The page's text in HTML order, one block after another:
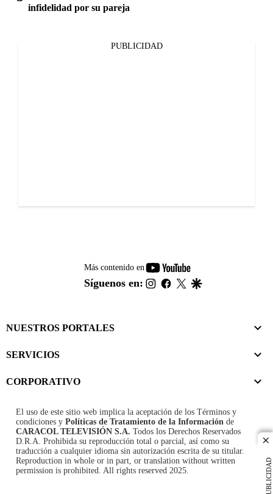
PUBLICIDAD
infidelidad por su pareja
PUBLICIDAD
Más contenido en
youtube-
footer
Síguenos en: instagram
facebook
twitter
NUESTROS PORTALES
SERVICIOS
CORPORATIVO
El uso de este sitio web implica la aceptación de los Términos y
condiciones y Políticas de Tratamiento de la Información de
CARACOL TELEVISIÓN S.A. Todos los Derechos Reservados
D.R.A. Prohibida su reproducción total o parcial, así como su
traducción a cualquier idioma sin autorización escrita de su titular.
Reproduction in whole or in part, or translation without written
permission is prohibited. All rights reserved 2025.